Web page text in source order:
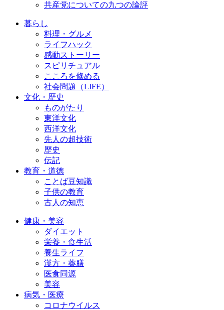
共産党についての九つの論評
暮らし
料理・グルメ
ライフハック
感動ストーリー
スピリチュアル
こころを修める
社会問題（LIFE）
文化・歴史
ものがたり
東洋文化
西洋文化
先人の超技術
歴史
伝記
教育・道徳
ことば豆知識
子供の教育
古人の知恵
健康・美容
ダイエット
栄養・食生活
養生ライフ
漢方・薬膳
医食同源
美容
病気・医療
コロナウイルス